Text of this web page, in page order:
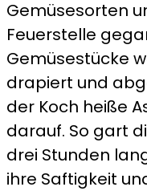
Gemüsesorten
Feuerstelle
Gemüsestücke
drapiert und
der Koch heiße
darauf. So gart
drei Stunden
ihre Saftigkeit